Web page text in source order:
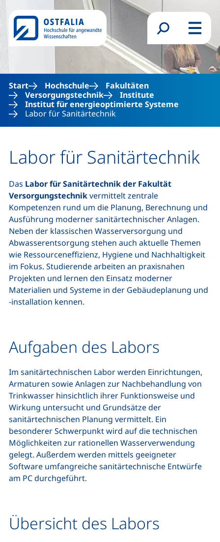
Direkt zum Inhalt
Suchformular
Menü
Start Hochschule
Fakultäten
Versorgungstechnik
Institute
Institut für energieoptimierte Systeme
Labor für Sanitärtechnik
Labor für Sanitärtechnik
Das Labor für Sanitärtechnik der Fakultät
Versorgungstechnikvermittelt zentrale
Kompetenzen rund um die Planung, Berechnung und
Ausführung moderner sanitärtechnischer Anlagen.
Neben der klassischen Wasserversorgung und
Abwasserentsorgung stehen auch aktuelle Themen
wie Ressourceneffizienz, Hygiene und Nachhaltigkeit
im Fokus. Studierende arbeiten an praxisnahen
Projekten und lernen den Einsatz moderner
Materialien und Systeme in der Gebäudeplanung und
-installation kennen.
Aufgaben des Labors
Im sanitärtechnischen Labor werden Einrichtungen,
Armaturen sowie Anlagen zur Nachbehandlung von
Trinkwasser hinsichtlich ihrer Funktionsweise und
Wirkung untersucht und Grundsätze der
sanitärtechnischen Planung vermittelt. Ein
besonderer Schwerpunkt wird auf die technischen
Möglichkeiten zur rationellen Wasserverwendung
gelegt. Außerdem werden mittels geeigneter
Software umfangreiche sanitärtechnische Entwürfe
am PC durchgeführt.
Übersicht des Labors